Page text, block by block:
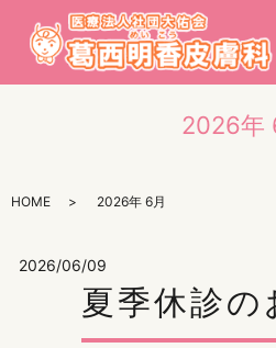
2026年
HOME 2026年 6月
2026/06/09
夏季休診の